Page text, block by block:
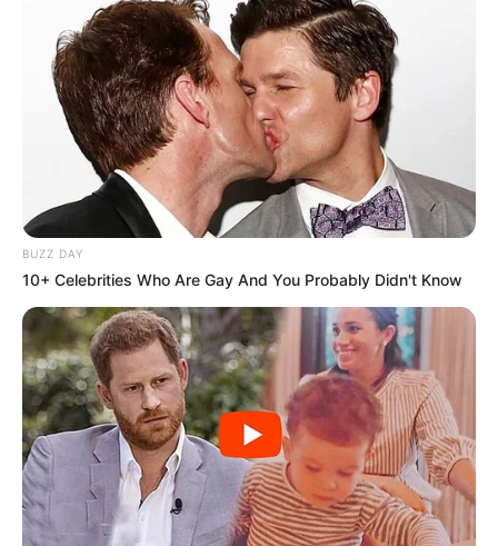
BUZZ DAY
10+ Celebrities Who Are Gay And You Probably Didn't Know